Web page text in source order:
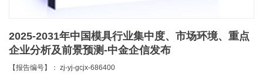
2025-2031年中国模具行业集中度、市场环境、重点
企业分析及前景预测-中金企信发布
【报告编号】： zj-yj-gcjx-686400